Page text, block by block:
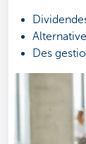
Des
le suivi